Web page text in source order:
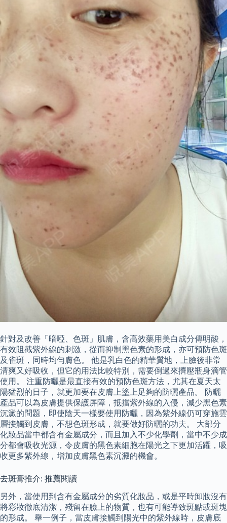
針對及改善「暗啞、色斑」肌膚，含高效藥用美白成分傳明酸，
有效阻截紫外線的刺激，從而抑制黑色素的形成，亦可預防色斑
及雀斑，同時均勻膚色。 他是乳白色的精華質地，上臉後非常
清爽又好吸收，但它的用法比較特別，需要倒過來擠壓瓶身滴管
使用。 注重防曬是最直接有效的預防色斑方法，尤其在夏天太
陽猛烈的日子，就更加要在皮膚上塗上足夠的防曬產品。 防曬
產品可以為皮膚提供保護屏障，抵擋紫外線的入侵，減少黑色素
沉澱的問題，即使陰天一樣要使用防曬，因為紫外線仍可穿施雲
層接觸到皮膚，不想色斑形成，就要做好防曬的功夫。 大部分
化妝品當中都含有金屬成分，而且加入不少化學劑，當中不少成
分都會吸收光源，令皮膚的黑色素細胞在陽光之下更加活躍，吸
收更多紫外線，增加皮膚黑色素沉澱的機會。
去斑膏推介: 推薦閱讀
另外，當使用到含有金屬成分的劣質化妝品，或是平時卸妝沒有
將彩妝徹底清潔，殘留在臉上的物質，也有可能導致斑點或斑塊
的形成。 舉一例子，當皮膚接觸到陽光中的紫外線時，皮膚底